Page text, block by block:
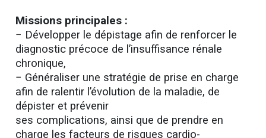
Missions principales :
− Développer le dépistage afin de renforcer le
diagnostic précoce de l’insuffisance rénale
chronique,
− Généraliser une stratégie de prise en charge
afin de ralentir l’évolution de la maladie, de
dépister et prévenir
ses complications, ainsi que de prendre en
charge les facteurs de risques cardio-